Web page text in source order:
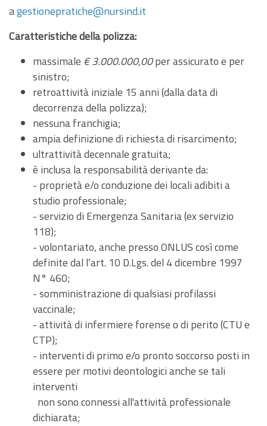
agestionepratiche@nursind.it
Caratteristiche della polizza:
massimale € 3.000.000,00per assicurato e per
sinistro;
retroattività iniziale 15 anni (dalla data di
decorrenza della polizza);
nessuna franchigia;
ampia definizione di richiesta di risarcimento;
ultrattività decennale gratuita;
è inclusa la responsabilità derivante da:
- proprietà e/o conduzione dei locali adibiti a
studio professionale;
- servizio di Emergenza Sanitaria (ex servizio
118);
- volontariato, anche presso ONLUS così come
definite dal l’art. 10 D.Lgs. del 4 dicembre 1997
N° 460;
- somministrazione di qualsiasi profilassi
vaccinale;
- attività di infermiere forense o di perito (CTU e
CTP);
- interventi di primo e/o pronto soccorso posti in
essere per motivi deontologici anche se tali
interventi
non sono connessi all'attività professionale
dichiarata;